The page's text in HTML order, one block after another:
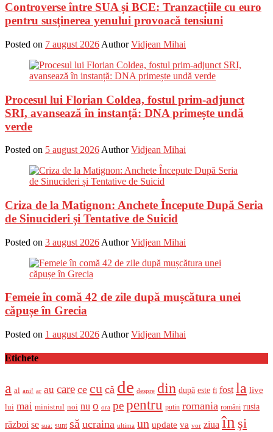
Controverse între SUA și BCE: Tranzacțiile cu euro
pentru susținerea yenului provoacă tensiuni
Posted on 7 august 2026 Author Vidjean Mihai
Procesul lui Florian Coldea, fostul prim-adjunct
SRI, avansează în instanță: DNA primește undă
verde
Posted on 5 august 2026 Author Vidjean Mihai
Criza de la Matignon: Anchete Începute După Seria
de Sinucideri și Tentative de Suicid
Posted on 3 august 2026 Author Vidjean Mihai
Femeie în comă 42 de zile după mușcătura unei
căpușe în Grecia
Posted on 1 august 2026 Author Vidjean Mihai
Etichete
a al ani! ar au care ce cu că de despre din după este fi fost la live
lui mai ministrul noi nu o ora pepentru putin romania români rusia
război se sua: sunt să ucraina ultima un update va vor ziua în și